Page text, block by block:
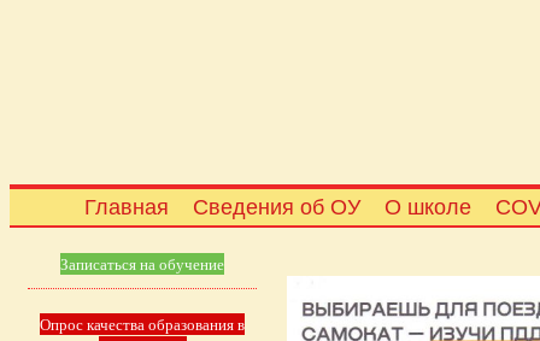
Главная Сведения об ОУ О школе
Записаться на обучение
Опрос качества образования в